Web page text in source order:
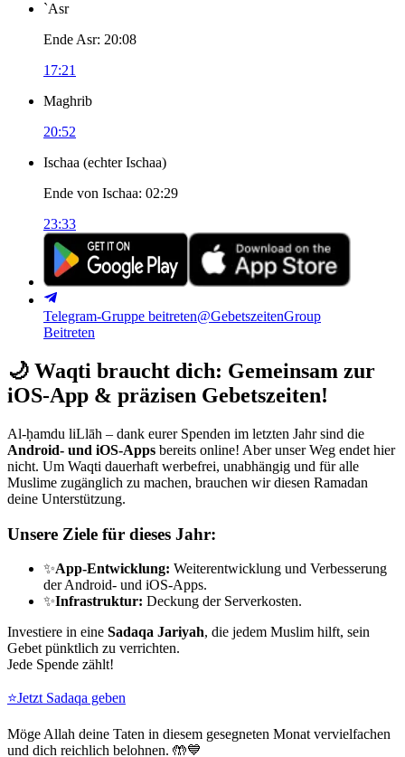
`Asr
Ende Asr: 20:08
17:21
Maghrib
20:52
Ischaa (echter Ischaa)
Ende von Ischaa: 02:29
23:33
Telegram-Gruppe beitreten@GebetszeitenGroup
Beitreten
🌙 Waqti braucht dich: Gemeinsam zur
iOS-App & präzisen Gebetszeiten!
Al-ḥamdu liLlāh – dank eurer Spenden im letzten Jahr sind die
Android- und iOS-Apps bereits online! Aber unser Weg endet hier
nicht. Um Waqti dauerhaft werbefrei, unabhängig und für alle
Muslime zugänglich zu machen, brauchen wir diesen Ramadan
deine Unterstützung.
Unsere Ziele für dieses Jahr:
✨App-Entwicklung: Weiterentwicklung und Verbesserung
der Android- und iOS-Apps.
✨Infrastruktur: Deckung der Serverkosten.
Investiere in eine Sadaqa Jariyah, die jedem Muslim hilft, sein
Gebet pünktlich zu verrichten.
Jede Spende zählt!
⭐Jetzt Sadaqa geben
Möge Allah deine Taten in diesem gesegneten Monat vervielfachen
und dich reichlich belohnen. 🤲💙